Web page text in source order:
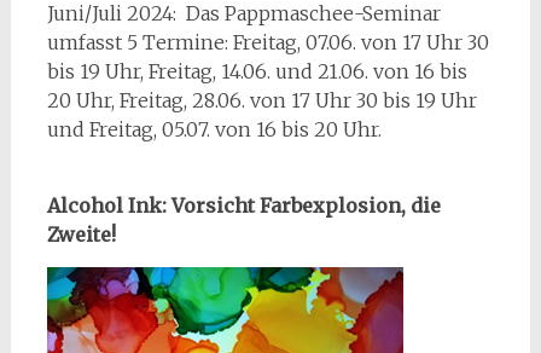
Juni/Juli 2024: Das Pappmaschee-Seminar
umfasst 5 Termine: Freitag, 07.06. von 17 Uhr 30
bis 19 Uhr, Freitag, 14.06. und 21.06. von 16 bis
20 Uhr, Freitag, 28.06. von 17 Uhr 30 bis 19 Uhr
und Freitag, 05.07. von 16 bis 20 Uhr.
Alcohol Ink: Vorsicht Farbexplosion, die
Zweite!